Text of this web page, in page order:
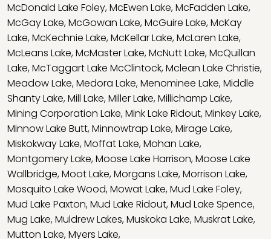
McDonald Lake Foley,McEwen Lake,McFadden Lake,
McGay Lake,McGowan Lake,McGuire Lake,McKay
Lake,McKechnie Lake,McKellar Lake,McLaren Lake,
McLeans Lake,McMaster Lake,McNutt Lake,McQuillan
Lake,McTaggart Lake McClintock,Mclean Lake Christie,
Meadow Lake,Medora Lake,Menominee Lake,Middle
Shanty Lake,Mill Lake,Miller Lake,Millichamp Lake,
Mining Corporation Lake,Mink Lake Ridout,Minkey Lake,
Minnow Lake Butt,Minnowtrap Lake,Mirage Lake,
Miskokway Lake,Moffat Lake,Mohan Lake,
Montgomery Lake,Moose Lake Harrison,Moose Lake
Wallbridge,Moot Lake,Morgans Lake,Morrison Lake,
Mosquito Lake Wood,Mowat Lake,Mud Lake Foley,
Mud Lake Paxton,Mud Lake Ridout,Mud Lake Spence,
Mug Lake,Muldrew Lakes,Muskoka Lake,Muskrat Lake,
Mutton Lake,Myers Lake,